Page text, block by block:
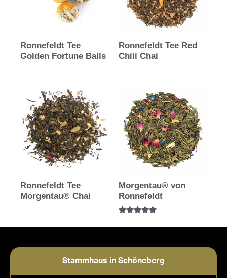
Ronnefeldt Tee
Golden Fortune Balls
Ronnefeldt Tee Red
Chili Chai
Ronnefeldt Tee
Morgentau® Chai
Morgentau® von
Ronnefeldt
5.00
Stammhaus in Schöneberg